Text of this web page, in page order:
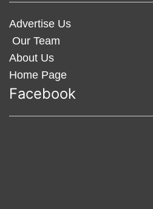
Advertise Us
Our Team
About Us
Home Page
Facebook